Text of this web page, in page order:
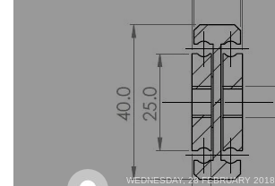
WEDNESDAY, 28 FEBRUARY 2018